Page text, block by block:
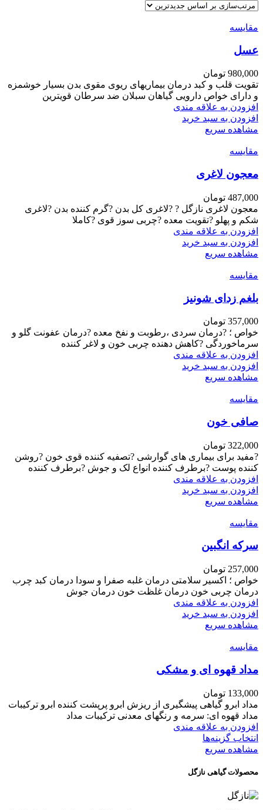
مقایسه
عسل
980,000 تومان
تقویت قلب و کبد درمان بیماریهای ریوی مقوی بدن بسیار خوشمزه
و دارای خواص دارویی گیاهان سبلان ضد سرطان قویترین
افزودن به علاقه مندی
افزودن به سبد خرید
مشاهده سریع
مقایسه
معجون لاغری
487,000 تومان
معجون لاغری نازگل ? ?لاغری کل بدن ?گرم کننده بدن ?لاغری
شکم و پهلو ?تقویت معده ?چربی سوز قوی ?کاملا
افزودن به علاقه مندی
افزودن به سبد خرید
مشاهده سریع
مقایسه
بلغم زدای شونیز
357,000 تومان
خواص ؛ ?درمان سردی ،رطوبت و نفخ معده ?درمان عفونت گلو و
سرماخوردگی ?کاهش دهنده چربی خون و لاغر کننده
افزودن به علاقه مندی
افزودن به سبد خرید
مشاهده سریع
مقایسه
صافی خون
322,000 تومان
?مفید برای بیماری های گوارشی ?تصفیه کننده قوی خون ?روشن
کننده پوست ?برطرف کننده انواع لک و جوش ?برطرف کننده
افزودن به علاقه مندی
افزودن به سبد خرید
مشاهده سریع
مقایسه
سرکه انگبین
257,000 تومان
خواص ؛ اکسیر سلامتی درمان غلبه صفرا و سودا درمان کبد چرب
درمان چربی خون درمان غلظت خون درمان جوش
افزودن به علاقه مندی
افزودن به سبد خرید
مشاهده سریع
مقایسه
مداد قهوه ای و مشکی
133,000 تومان
مداد ابرو گیاهی پیشگیری از ریزش ابرو پرپشت کننده ابرو ترکیبات
مداد قهوه ای: سرمه و رنگهای معدنی ترکیبات مداد
افزودن به علاقه مندی
انتخاب گزینه‌ها
مشاهده سریع
محصولات گیاهی نازگل